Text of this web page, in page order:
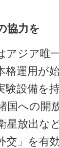
協力を
ジア唯
格運用が
験設備を
国への開
星放出な
交」を有